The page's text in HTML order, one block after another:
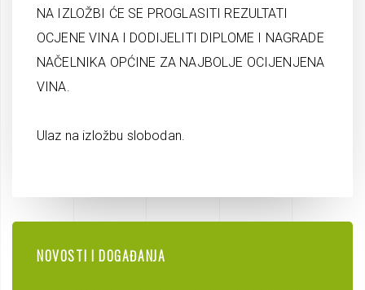
NA IZLOŽBI ĆE SE PROGLASITI REZULTATI
OCJENE VINA I DODIJELITI DIPLOME I NAGRADE
NAČELNIKA OPĆINE ZA NAJBOLJE OCIJENJENA
VINA.
Ulaz na izložbu slobodan.
NOVOSTI I DOGAĐANJA